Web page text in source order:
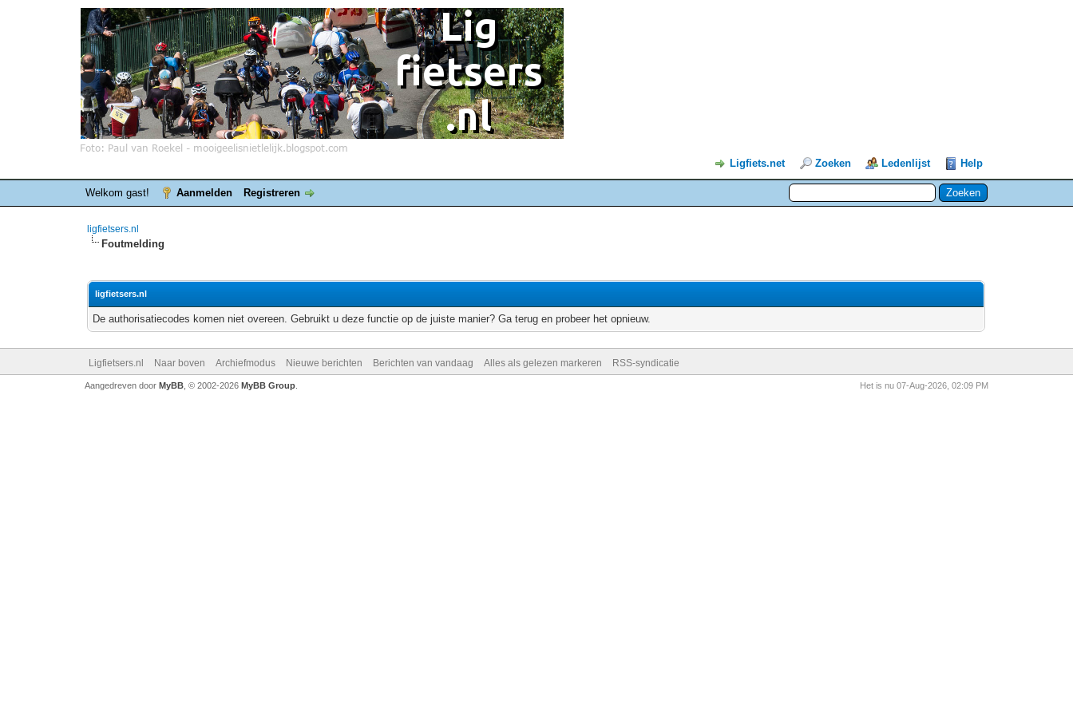
Ligfiets.net Zoeken Ledenlijst Help
Welkom gast! Aanmelden Registreren
ligfietsers.nl
Foutmelding
ligfietsers.nl
De authorisatiecodes komen niet overeen. Gebruikt u deze functie op de juiste manier? Ga terug en probeer het opnieuw.
Ligfietsers.nl Naar boven Archiefmodus Nieuwe berichten Berichten van vandaag Alles als gelezen markeren RSS-syndicatie
Het is nu 07-Aug-2026, 02:09 PM
Aangedreven door MyBB, © 2002-2026 MyBB Group.